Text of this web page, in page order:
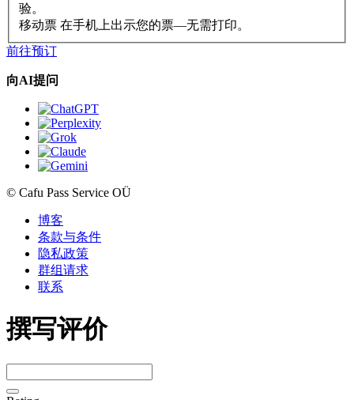
验。
移动票 在手机上出示您的票—无需打印。
前往预订
向AI提问
© Cafu Pass Service OÜ
博客
条款与条件
隐私政策
群组请求
联系
撰写评价